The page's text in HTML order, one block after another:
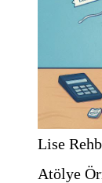
Lise
Atölye